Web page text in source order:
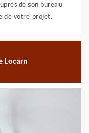
de son bureau
de votre projet.
Locarn